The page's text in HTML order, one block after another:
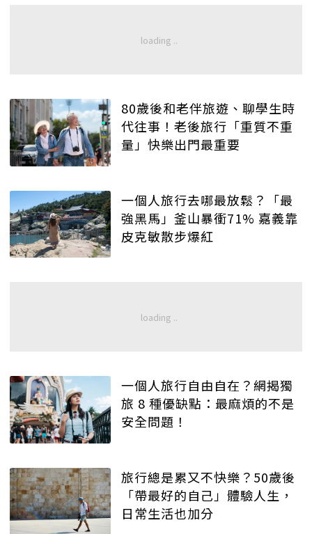
80歲後和老伴旅遊、聊學生時
代往事！老後旅行「重質不重
量」快樂出門最重要
一個人旅行去哪最放鬆？「最
強黑馬」釜山暴衝71% 嘉義靠
皮克敏散步爆紅
一個人旅行自由自在？網揭獨
旅 8 種優缺點：最麻煩的不是
安全問題！
旅行總是累又不快樂？50歲後
「帶最好的自己」體驗人生，
日常生活也加分